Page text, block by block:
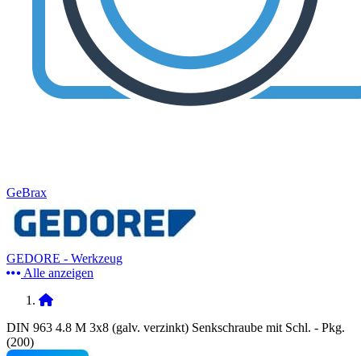
GeBrax
GEDORE - Werkzeug
Alle anzeigen
DIN 963 4.8 M 3x8 (galv. verzinkt) Senkschraube mit Schl. - Pkg.
(200)